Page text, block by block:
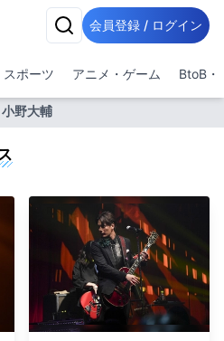
会員登録 / ログイン
スポーツ アニメ・ゲーム BtoB・
小野大輔